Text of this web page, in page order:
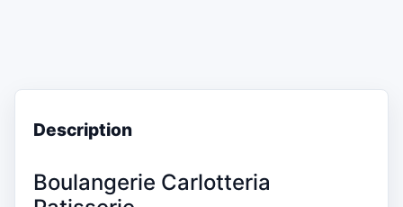
Description
Boulangerie Carlotteria